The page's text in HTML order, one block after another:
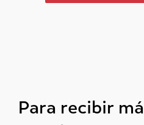
Para recibir